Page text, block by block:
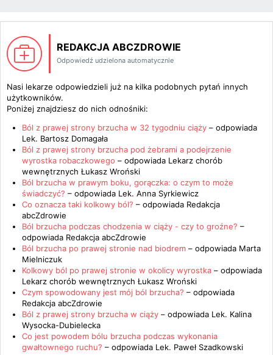
REDAKCJA ABCZDROWIE
Odpowiedź udzielona automatycznie
Nasi lekarze odpowiedzieli już na kilka podobnych pytań innych
użytkowników.
Poniżej znajdziesz do nich odnośniki:
Ból z prawej strony brzucha w 32 tygodniu ciąży – odpowiada
Lek. Bartosz Domagała
Ból z prawej strony brzucha pod żebrami a podejrzenie
wyrostka robaczkowego – odpowiada Lekarz chorób
wewnętrznych Łukasz Wroński
Ból brzucha w prawym boku, gorączka: o czym to może
świadczyć? – odpowiada Lek. Anna Syrkiewicz
Co oznacza taki kolkowy ból? – odpowiada Redakcja
abcZdrowie
Ból brzucha podczas chodzenia w ciąży - czy to groźne? –
odpowiada Redakcja abcZdrowie
Ból brzucha po prawej stronie nad biodrem – odpowiada Marta
Mielniczuk
Kolkowy ból po prawej stronie w okolicy wyrostka – odpowiada
Lekarz chorób wewnętrznych Łukasz Wroński
Czym spowodowany jest mój ból brzucha? – odpowiada
Redakcja abcZdrowie
Ból z prawej strony brzucha w ciąży – odpowiada Lek. Kalina
Wysocka-Dubielecka
Co jest powodem bólu brzucha podczas wykonania
gwałtownego ruchu? – odpowiada Lek. Paweł Szadkowski